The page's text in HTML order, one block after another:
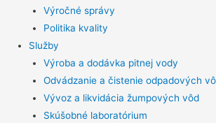
Výročné správy
Politika kvality
Služby
Výroba a dodávka pitnej vody
Odvádzanie a čistenie odpadových
Vývoz a likvidácia žumpových vôd
Skúšobné laboratórium